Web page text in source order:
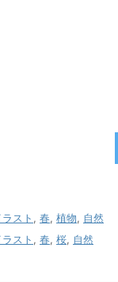
ラスト , 春, 植物, 自然
ラスト , 春, 桜, 自然